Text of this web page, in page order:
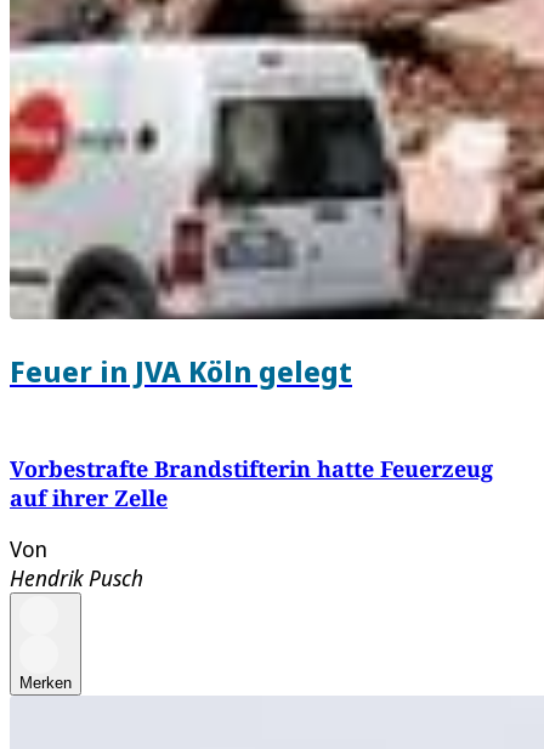
Feuer in JVA Köln gelegt
Vorbestrafte Brandstifterin hatte Feuerzeug
auf ihrer Zelle
Von
Hendrik Pusch
Merken